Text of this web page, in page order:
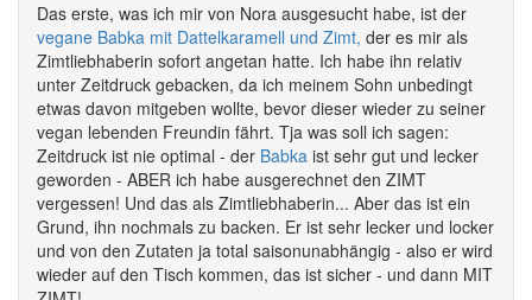
Das erste, was ich mir von Nora ausgesucht habe, ist der
vegane Babka mit Dattelkaramell und Zimt, der es mir als
Zimtliebhaberin sofort angetan hatte. Ich habe ihn relativ
unter Zeitdruck gebacken, da ich meinem Sohn unbedingt
etwas davon mitgeben wollte, bevor dieser wieder zu seiner
vegan lebenden Freundin fährt. Tja was soll ich sagen:
Zeitdruck ist nie optimal - der Babka ist sehr gut und lecker
geworden - ABER ich habe ausgerechnet den ZIMT
vergessen! Und das als Zimtliebhaberin... Aber das ist ein
Grund, ihn nochmals zu backen. Er ist sehr lecker und locker
und von den Zutaten ja total saisonunabhängig - also er wird
wieder auf den Tisch kommen, das ist sicher - und dann MIT